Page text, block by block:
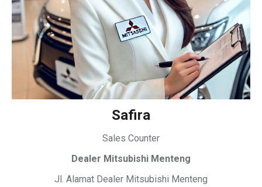
Safira
Sales Counter
Dealer Mitsubishi Menteng
Jl. Alamat Dealer Mitsubishi Menteng